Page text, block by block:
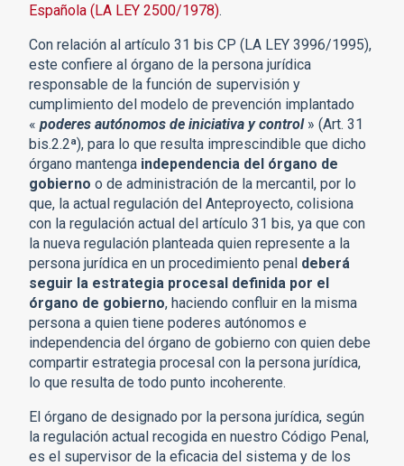
Española (LA LEY 2500/1978).
Con relación al artículo 31 bis CP (LA LEY 3996/1995),
este confiere al órgano de la persona jurídica
responsable de la función de supervisión y
cumplimiento del modelo de prevención implantado
« poderes autónomos de iniciativa y control » (Art. 31
bis.2.2ª), para lo que resulta imprescindible que dicho
órgano mantenga independencia del órgano de
gobierno o de administración de la mercantil, por lo
que, la actual regulación del Anteproyecto, colisiona
con la regulación actual del artículo 31 bis, ya que con
la nueva regulación planteada quien represente a la
persona jurídica en un procedimiento penal deberá
seguir la estrategia procesal definida por el
órgano de gobierno, haciendo confluir en la misma
persona a quien tiene poderes autónomos e
independencia del órgano de gobierno con quien debe
compartir estrategia procesal con la persona jurídica,
lo que resulta de todo punto incoherente.
El órgano de designado por la persona jurídica, según
la regulación actual recogida en nuestro Código Penal,
es el supervisor de la eficacia del sistema y de los